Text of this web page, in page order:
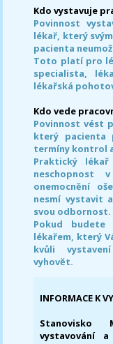
Kdo vystavuje
Povinnost
lékař, který
pacienta
Toto platí pro
specialista,
lékařská
Kdo vede
Povinnost vést
který pacienta
termíny kontrol
Praktický
neschopnost
onemocnění
nesmí vystavit
svou odbornost.
Pokud budete
lékařem, který
kvůli
vyhovět.
INFORMACE K
Stanovisko
vystavování